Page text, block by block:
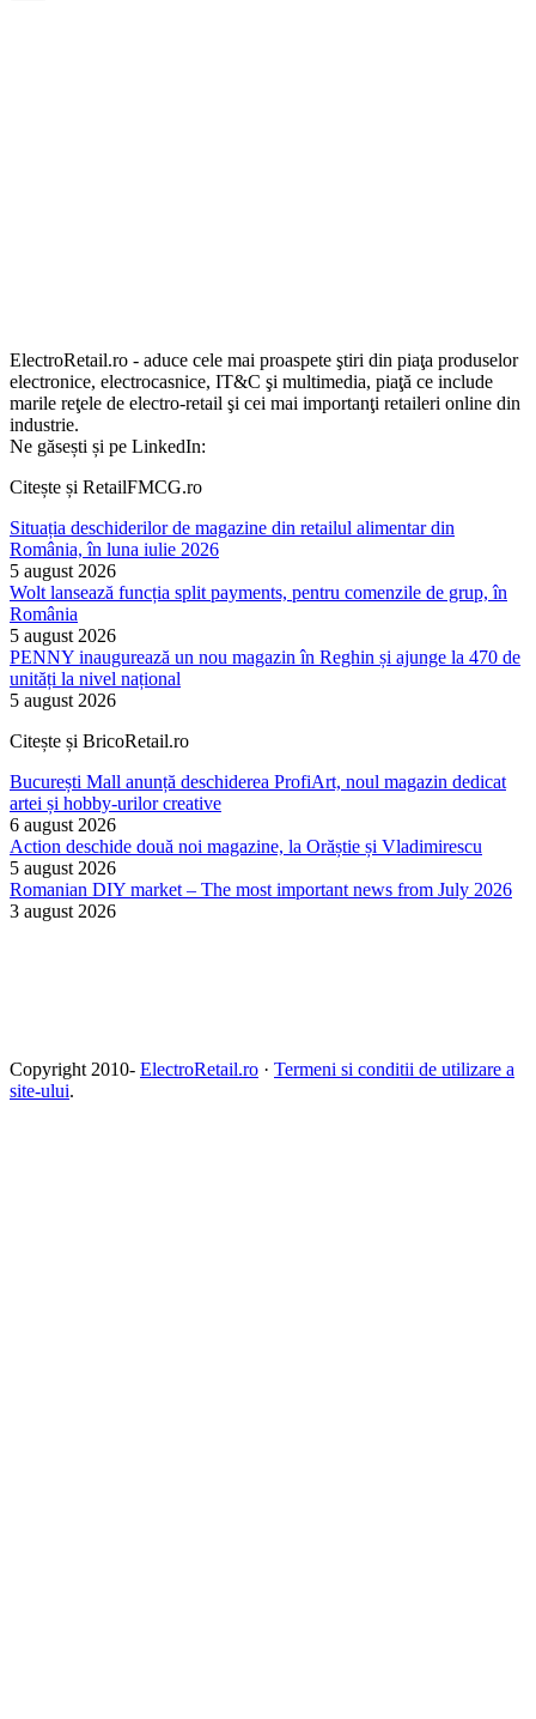
ElectroRetail.ro - aduce cele mai proaspete ştiri din piaţa produselor
electronice, electrocasnice, IT&C şi multimedia, piaţă ce include
marile reţele de electro-retail şi cei mai importanţi retaileri online din
industrie.
Ne găsești și pe LinkedIn:
Citește și RetailFMCG.ro
Situația deschiderilor de magazine din retailul alimentar din
România, în luna iulie 2026
5 august 2026
Wolt lansează funcția split payments, pentru comenzile de grup, în
România
5 august 2026
PENNY inaugurează un nou magazin în Reghin și ajunge la 470 de
unități la nivel național
5 august 2026
Citește și BricoRetail.ro
București Mall anunță deschiderea ProfiArt, noul magazin dedicat
artei și hobby-urilor creative
6 august 2026
Action deschide două noi magazine, la Orăștie și Vladimirescu
5 august 2026
Romanian DIY market – The most important news from July 2026
3 august 2026
Copyright 2010- ElectroRetail.ro · Termeni si conditii de utilizare a
site-ului.